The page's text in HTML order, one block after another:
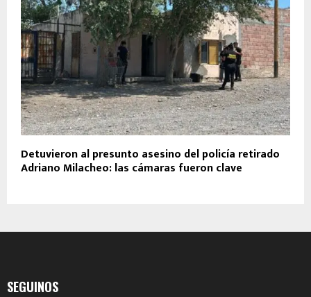
Detuvieron al presunto asesino del policía retirado
Adriano Milacheo: las cámaras fueron clave
SEGUINOS